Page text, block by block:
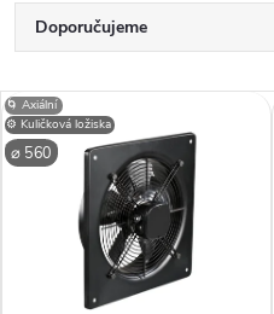
a
z
e
n
Doporučujeme
Nejdražší
Nejprodávanější
Abecedně
V
ý
p
⚙️ Kuličková ložiska
🌀 Axiální
⌀ 560